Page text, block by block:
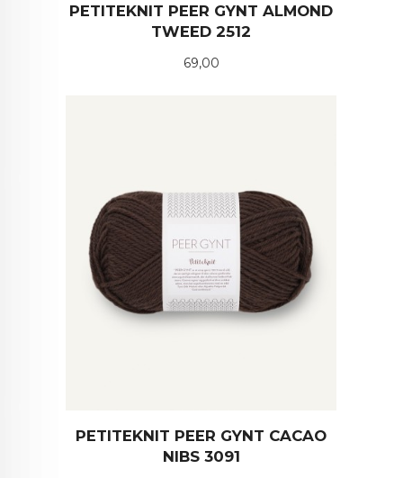
PETITEKNIT PEER GYNT ALMOND
TWEED 2512
Pris
69,00
PETITEKNIT PEER GYNT CACAO
NIBS 3091